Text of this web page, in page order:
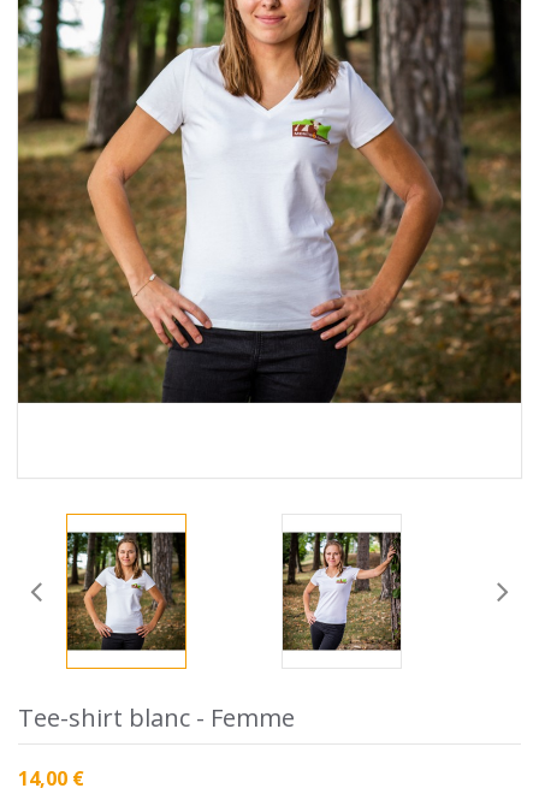
Tee-shirt blanc - Femme
14,00 €